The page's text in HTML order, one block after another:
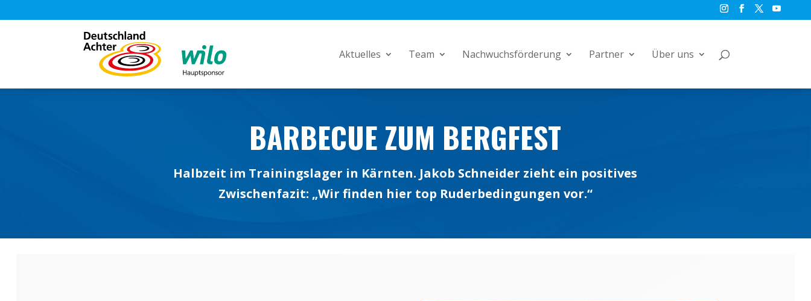
Aktuelles Team Nachwuchsförderung Partner Über uns
BARBECUE ZUM BERGFEST
Halbzeit im Trainingslager in Kärnten. Jakob Schneider zieht ein positives
Zwischenfazit: „Wir finden hier top Ruderbedingungen vor.“